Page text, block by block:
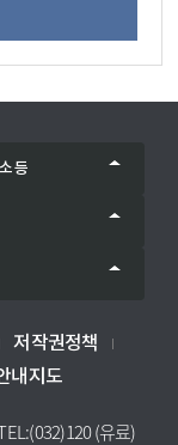
등
저작권정책
내지도
(유료)